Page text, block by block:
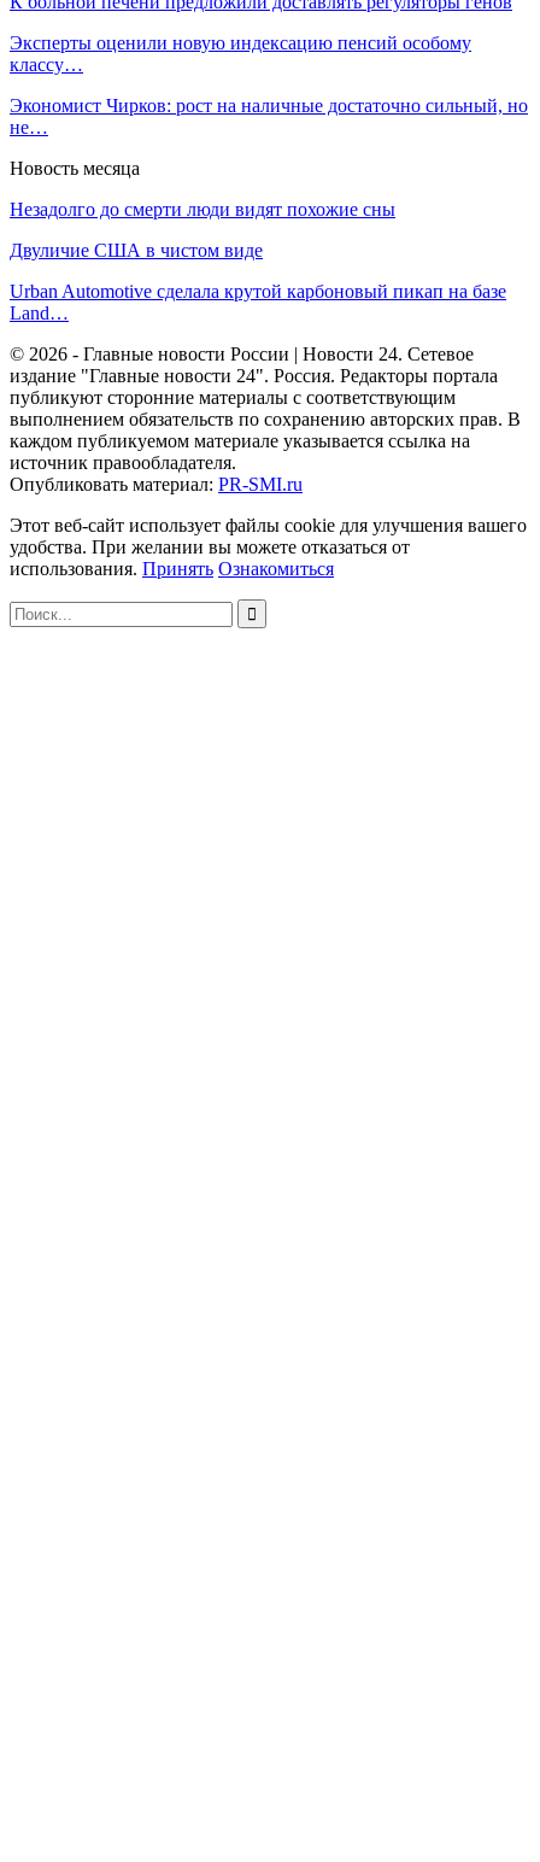
Эксперты оценили новую индексацию пенсий особому
классу…
Экономист Чирков: рост на наличные достаточно сильный, но
не…
Новость месяца
Незадолго до смерти люди видят похожие сны
Двуличие США в чистом виде
Urban Automotive сделала крутой карбоновый пикап на базе
Land…
© 2026 - Главные новости России | Новости 24. Сетевое
издание "Главные новости 24". Россия. Редакторы портала
публикуют сторонние материалы с соответствующим
выполнением обязательств по сохранению авторских прав. В
каждом публикуемом материале указывается ссылка на
источник правообладателя.
Опубликовать материал: PR-SMI.ru
Этот веб-сайт использует файлы cookie для улучшения вашего
удобства. При желании вы можете отказаться от
использования. Принять Ознакомиться